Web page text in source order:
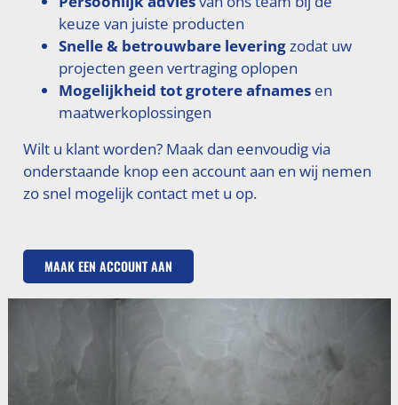
keuze van juiste producten
Snelle & betrouwbare leveringzodat uw
projecten geen vertraging oplopen
Mogelijkheid tot grotere afnamesen
maatwerkoplossingen
Wilt u klant worden? Maak dan eenvoudig via
onderstaande knop een account aan en wij nemen
zo snel mogelijk contact met u op.
MAAK EEN ACCOUNT AAN